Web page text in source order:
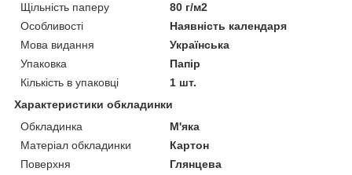
Щільність паперу
80 г/м2
Особливості
Наявність календаря
Мова видання
Українська
Упаковка
Папір
Кількість в упаковці
1 шт.
Характеристики обкладинки
Обкладинка
М'яка
Матеріал обкладинки
Картон
Поверхня
Глянцева